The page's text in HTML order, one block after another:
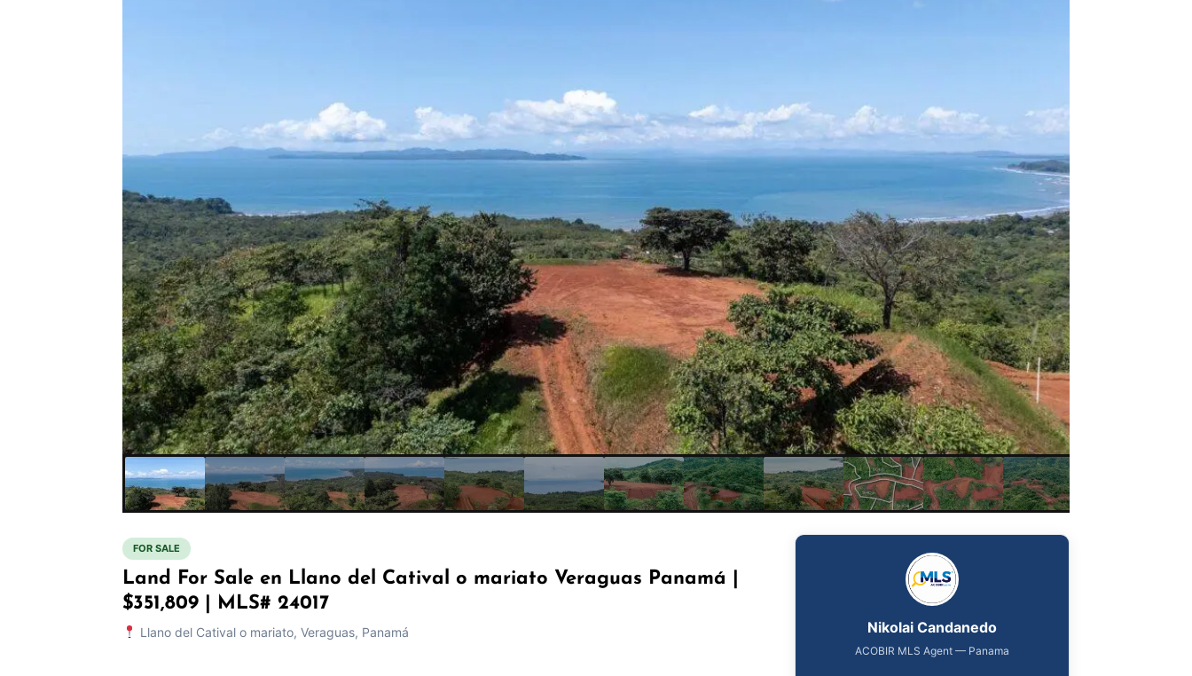
FOR SALE
Land For Sale en Llano del Catival o mariato Veraguas Panamá |
$351,809 | MLS# 24017
Llano del Catival o mariato, Veraguas, Panamá Nikolai Candanedo
ACOBIR MLS Agent — Panama